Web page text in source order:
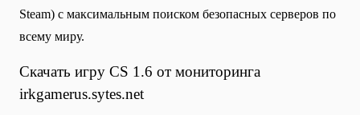
Steam) с максимальным поиском безопасных серверов по
всему миру.
Скачать игру CS 1.6 от мониторинга
irkgamerus.sytes.net